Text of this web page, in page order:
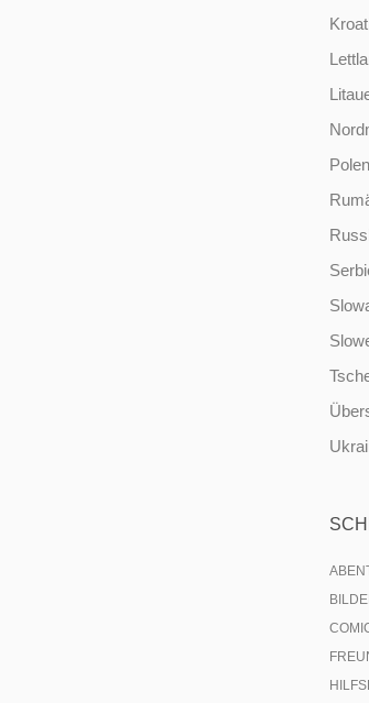
Polen